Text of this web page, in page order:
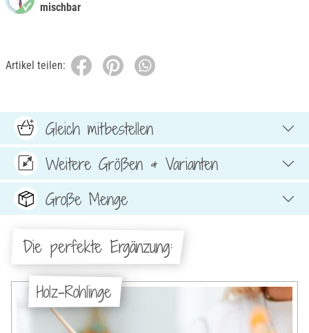
mischbar
Artikel teilen:
Gleich mitbestellen
Weitere Größen & Varianten
Große Menge
Die perfekte Ergänzung:
Holz-Rohlinge